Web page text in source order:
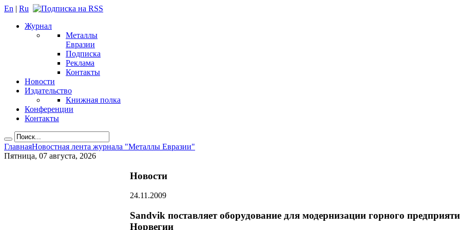
En | Ru
Журнал
Металлы
Евразии
Подписка
Реклама
Контакты
Новости
Издательство
Книжная полка
Конференции
Контакты
ГлавнаяНовостная лента журнала "Металлы Евразии"
Пятница, 07 августа, 2026
Новости
24.11.2009
Sandvik поставляет оборудование для модернизации горного
Норвегии